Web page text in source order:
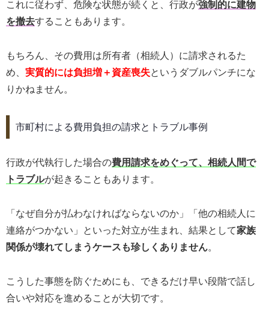
これに従わず、危険な状態が続くと、行政が強制的に建物
を撤去することもあります。
もちろん、その費用は所有者（相続人）に請求されるた
め、 実質的には負担増＋資産喪失というダブルパンチにな
りかねません。
市町村による費用負担の請求とトラブル事例
行政が代執行した場合の費用請求をめぐって、相続人間で
トラブルが起きることもあります。
「なぜ自分が払わなければならないのか」「他の相続人に
連絡がつかない」といった対立が生まれ、結果として家族
関係が壊れてしまうケースも珍しくありません。
こうした事態を防ぐためにも、できるだけ早い段階で話し
合いや対応を進めることが大切です。